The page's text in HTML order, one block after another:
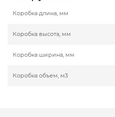
Коробка длина, мм
Коробка высота, мм
Коробка ширина, мм
Коробка объем, м3